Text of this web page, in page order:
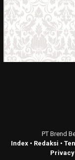
PT Brend
Index • Redaksi •